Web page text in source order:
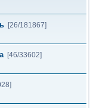
[26/181867]
[46/33602]